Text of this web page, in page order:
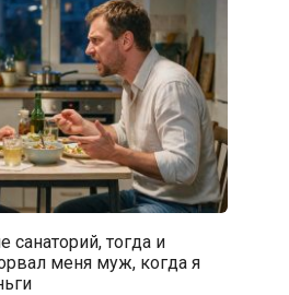
тогда и
меня муж, когда я